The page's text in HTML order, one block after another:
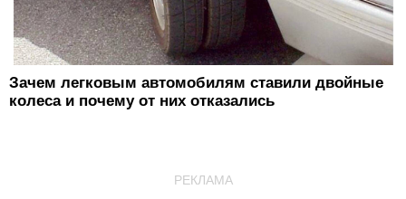
Зачем легковым автомобилям ставили двойные
колеса и почему от них отказались
РЕКЛАМА